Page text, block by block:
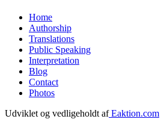
Home
Authorship
Translations
Public Speaking
Interpretation
Blog
Contact
Photos
Udviklet og vedligeholdt afEaktion.com